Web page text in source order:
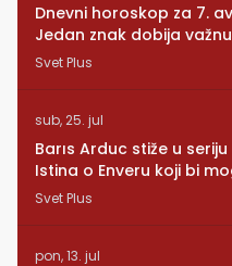
Dnevni horoskop za 7.
Jedan znak dobija
se vraća osoba iz
Svet Plus
sub, 25. jul
Barıs Arduc stiže u
Istina o Enveru koji bi
promeni sve
Svet Plus
pon, 13. jul